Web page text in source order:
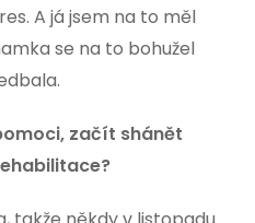
A já jsem na to měl
se na to bohužel
začít shánět